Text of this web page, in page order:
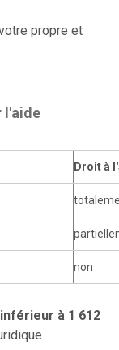
propre et
l'aide
Droit à
non
inférieur à 1 612